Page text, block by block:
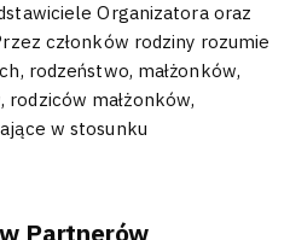
Organizatora oraz
członków rodziny rozumie
rodzeństwo, małżonków,
rodziców małżonków,
w stosunku
Partnerów